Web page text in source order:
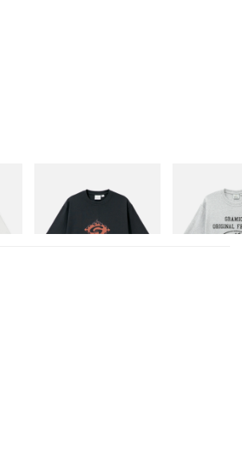
Flame Tee
立刻购入
Yosemite
立刻购入